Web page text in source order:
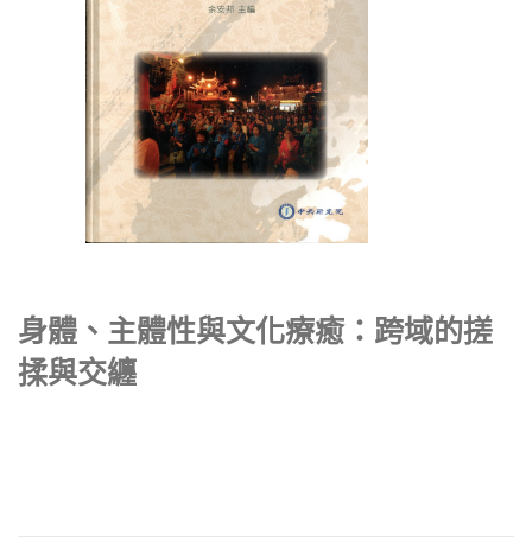
身體、主體性與文化療癒：跨域的搓
揉與交纏